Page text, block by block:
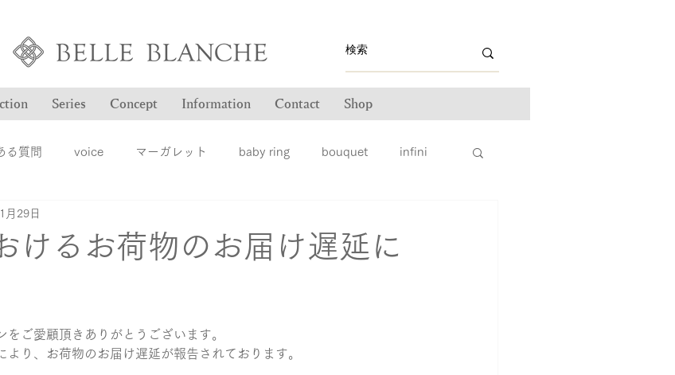
Series Concept Information Contact Shop
る質問 voice マーガレット baby ring bouquet infini
ヴァンドゥパリ
輪 婚約指輪 雑誌掲載情報
けるお荷物のお届け遅延に
月29日
をご愛顧頂きありがとうございます。
り、お荷物のお届け遅延が報告されております。